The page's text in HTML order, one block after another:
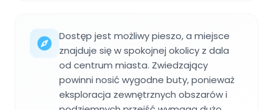
Dostęp jest możliwy pieszo, a miejsce
znajduje się w spokojnej okolicy z dala
od centrum miasta. Zwiedzający
powinni nosić wygodne buty, ponieważ
eksploracja zewnętrznych obszarów i